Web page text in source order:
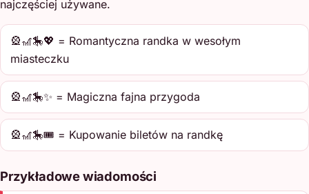
najczęściej używane.
🎡🎢🎠💖 = Romantyczna randka w wesołym
miasteczku
🎡🎢🎠✨ = Magiczna fajna przygoda
🎡🎢🎠🎟️ = Kupowanie biletów na randkę
Przykładowe wiadomości